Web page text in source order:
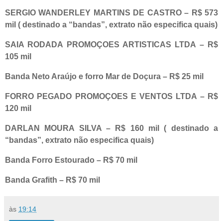
SERGIO WANDERLEY MARTINS DE CASTRO – R$ 573
mil ( destinado a “bandas”, extrato não especifica quais)
SAIA RODADA PROMOÇOES ARTISTICAS LTDA – R$
105 mil
Banda Neto Araújo e forro Mar de Doçura – R$ 25 mil
FORRO PEGADO PROMOÇOES E VENTOS LTDA – R$
120 mil
DARLAN MOURA SILVA – R$ 160 mil ( destinado a
“bandas”, extrato não especifica quais)
Banda Forro Estourado – R$ 70 mil
Banda Grafith – R$ 70 mil
às 19:14